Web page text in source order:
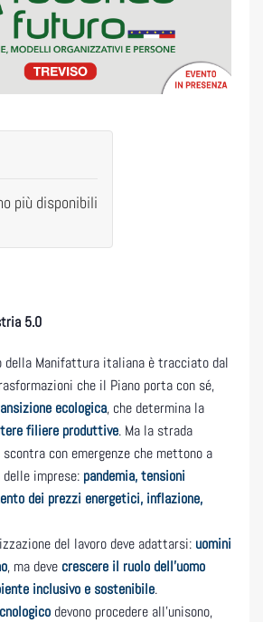
più disponibili
5.0
della Manifattura italiana è tracciato dal
che il Piano porta con sé,
ecologica, che determina la
filiere produttive. Ma la strada
con emergenze che mettono a
imprese: pandemia, tensioni
dei prezzi energetici, inflazione,
del lavoro deve adattarsi: uomini
, ma deve crescere il ruolo dell’uomo
inclusivo e sostenibile.
devono procedere all’unisono,